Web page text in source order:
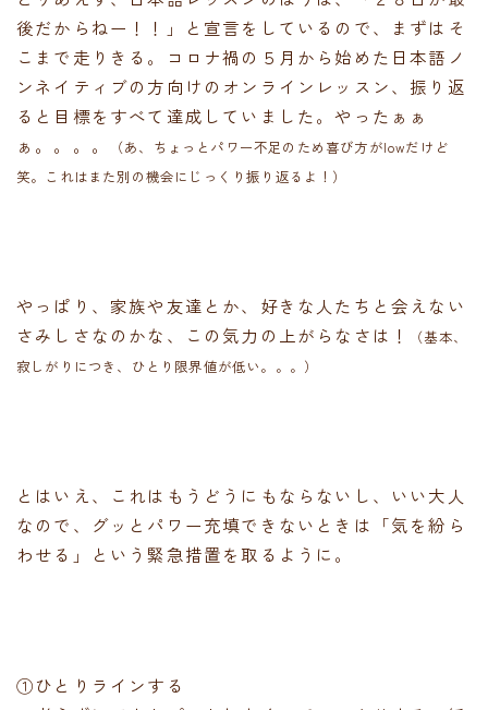
後だからねー！！」と宣言をしているので、まずはそ
こまで走りきる。コロナ禍の５月から始めた日本語ノ
ンネイティブの方向けのオンラインレッスン、振り返
ると目標をすべて達成していました。やったぁぁ
ぁ。。。。
（あ、ちょっとパワー不足のため喜び方がlowだけど
笑。これはまた別の機会にじっくり振り返るよ！）
やっぱり、家族や友達とか、好きな人たちと会えない
さみしさなのかな、この気力の上がらなさは！
（基本、
寂しがりにつき、ひとり限界値が低い。。。）
とはいえ、これはもうどうにもならないし、いい大人
なので、グッとパワー充填できないときは「気を紛ら
わせる」という緊急措置を取るように。
①ひとりラインする